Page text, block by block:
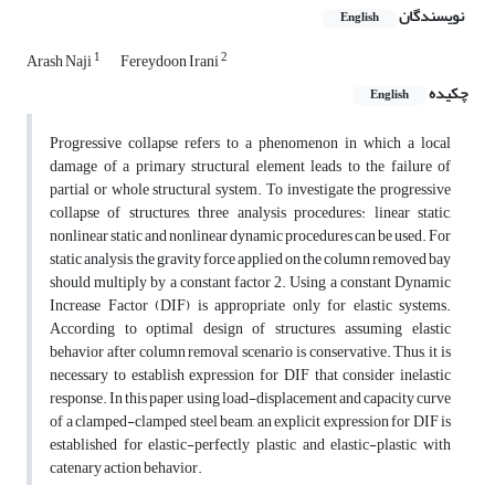
نویسندگان English
Arash Naji1 Fereydoon Irani2
چکیده English
Progressive collapse refers to a phenomenon in which a local
damage of a primary structural element leads to the failure of
partial or whole structural system. To investigate the progressive
collapse of structures, three analysis procedures: linear static,
nonlinear static and nonlinear dynamic procedures can be used. For
static analysis, the gravity force applied on the column removed bay
should multiply by a constant factor 2. Using a constant Dynamic
Increase Factor (DIF) is appropriate only for elastic systems.
According to optimal design of structures, assuming elastic
behavior after column removal scenario is conservative. Thus, it is
necessary to establish expression for DIF that consider inelastic
response. In this paper, using load-displacement and capacity curve
of a clamped-clamped steel beam, an explicit expression for DIF is
established for elastic-perfectly plastic and elastic-plastic with
catenary action behavior.